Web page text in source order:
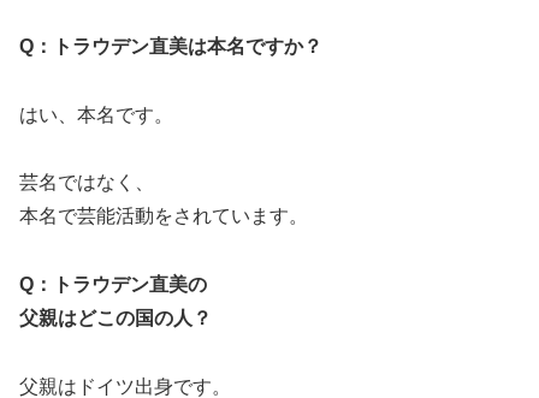
Q：トラウデン直美は本名ですか？
はい、本名です。
芸名ではなく、
本名で芸能活動をされています。
Q：トラウデン直美の
父親はどこの国の人？
父親はドイツ出身です。